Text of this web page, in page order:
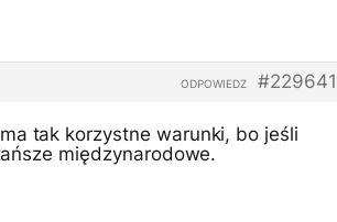
#229641
ODPOWIEDZ
tak korzystne warunki, bo jeśli
międzynarodowe.